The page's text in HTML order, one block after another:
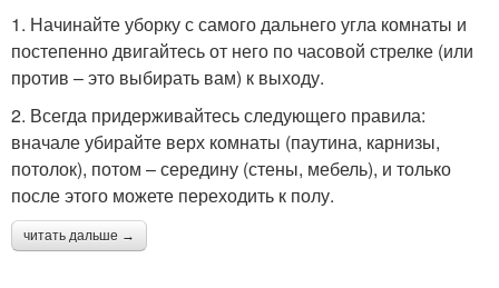
1. Начинайте уборку с самого дальнего угла комнаты и
постепенно двигайтесь от него по часовой стрелке (или
против – это выбирать вам) к выходу.
2. Всегда придерживайтесь следующего правила:
вначале убирайте верх комнаты (паутина, карнизы,
потолок), потом – середину (стены, мебель), и только
после этого можете переходить к полу.
читать дальше →